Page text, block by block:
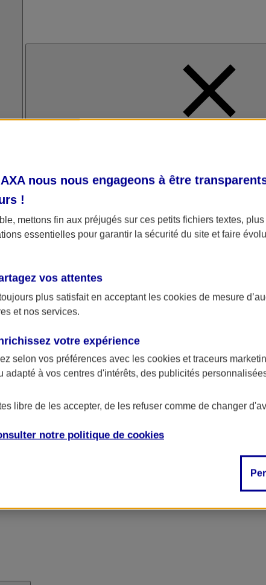
AXA nous nous engageons à être
!
mettons fin aux préjugés sur ces petits fichiers textes,
essentielles pour garantir la sécurité du site et faire
vos attentes
plus satisfait en acceptant les cookies de mesure
et nos services.
votre expérience
selon vos préférences avec les cookies et traceurs
adapté à vos centres d'intérêts, des publicités
libre de les accepter, de les refuser comme de changer
notre politique de cookies